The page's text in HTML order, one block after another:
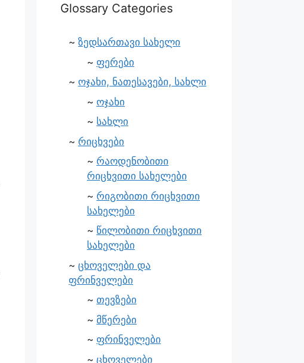
Glossary Categories
ზედსართავი სახელი
ფერები
ოჯახი, ნათესავები, სახლი
ოჯახი
სახლი
რიცხვები
რაოდენობითი
რიცხვითი სახელები
რიგობითი რიცხვითი
სახელები
წილობითი რიცხვითი
სახელები
ცხოველები და
ფრინველები
თევზები
მწერები
ფრინველები
ცხოველები